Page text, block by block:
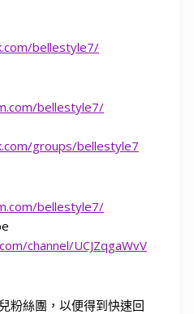
bellestyle7/
bellestyle7/
groups/bellestyle7
bellestyle7/
channel/UCJZqgaWvV
粉絲團，以便得到快速回